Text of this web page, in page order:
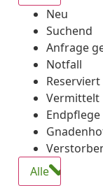
Neu
Suchend
Anfrage
Notfall
Reserviert
Vermittelt
Endpflege
Alle